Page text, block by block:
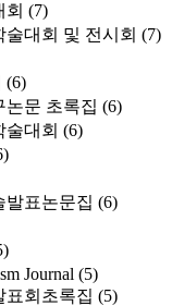
(7)
대회 및 전시회 (7)
(6)
논문 초록집 (6)
대회 (6)
발표논문집 (6)
Journal (5)
표회초록집 (5)